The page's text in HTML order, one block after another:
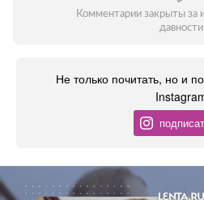
Комментарии закрыты за
давности
Не только почитать, но и